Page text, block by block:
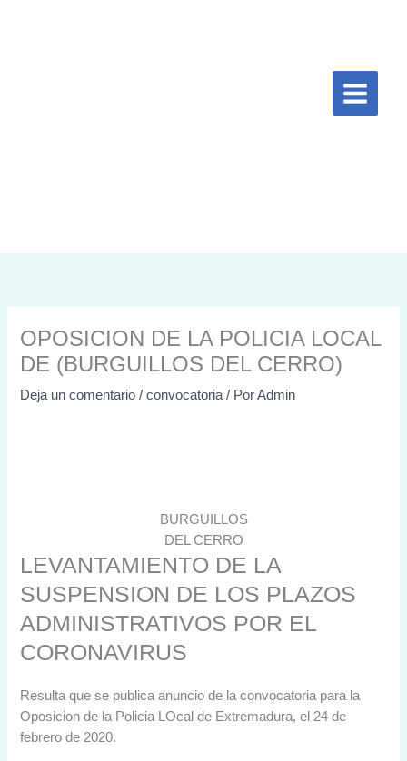
OPOSICION DE LA POLICIA LOCAL
DE (BURGUILLOS DEL CERRO)
Deja un comentario /convocatoria/ PorAdmin
BURGUILLOS
DEL CERRO
LEVANTAMIENTO DE LA
SUSPENSION DE LOS PLAZOS
ADMINISTRATIVOS POR EL
CORONAVIRUS
Resulta que se publica anuncio de la convocatoria para la
Oposicion de la Policia LOcal de Extremadura, el 24 de
febrero de 2020.